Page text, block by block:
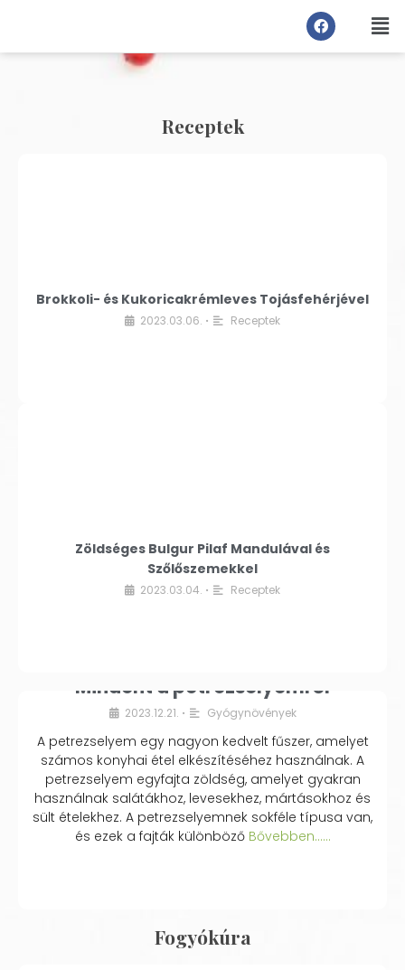
Receptek
Brokkoli- és Kukoricakrémleves Tojásfehérjével
2023.03.06. • Receptek
Zöldséges Bulgur Pilaf Mandulával és
Szőlőszemekkel
2023.03.04. • Receptek
Mindent a petrezselyemről
2023.12.21. • Gyógynövények
A petrezselyem egy nagyon kedvelt fűszer, amelyet
számos konyhai étel elkészítéséhez használnak. A
petrezselyem egyfajta zöldség, amelyet gyakran
használnak salátákhoz, levesekhez, mártásokhoz és
sült ételekhez. A petrezselyemnek sokféle típusa van,
és ezek a fajták különbözőBővebben...…
Fogyókúra